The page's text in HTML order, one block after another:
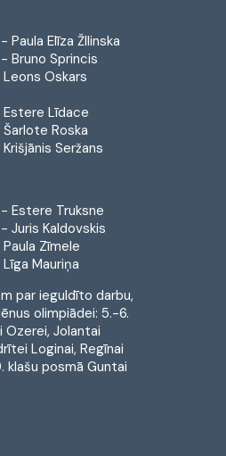
- Paula Elīza ŽIlinska
- Bruno Sprincis
Oskars
Līdace
Roska
Seržans
- Estere Truksne
- Juris Kaldovskis
Zīmele
Mauriņa
par ieguldīto darbu,
olimpiādei: 5.-6.
Ozerei, Jolantai
Loginai, Regīnai
klašu posmā Guntai